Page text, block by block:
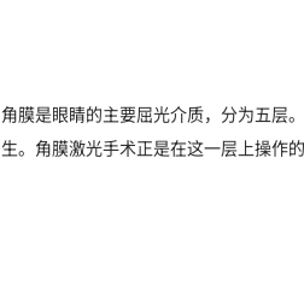
角膜是眼睛的主要屈光介质，分为五层
生。角膜激光手术正是在这一层上操作